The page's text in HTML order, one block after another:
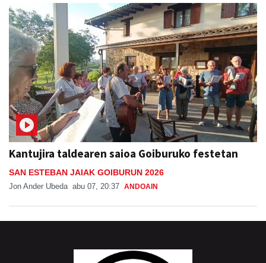
Kantujira taldearen saioa Goiburuko festetan
SAN ESTEBAN JAIAK GOIBURUN 2026
Jon Ander Ubeda abu 07, 20:37 ANDOAIN